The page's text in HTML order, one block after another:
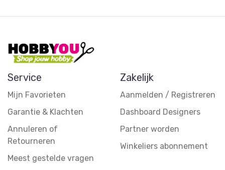
Service
Mijn Favorieten
Garantie & Klachten
Annuleren of
Retourneren
Meest gestelde vragen
Zakelijk
Aanmelden / Registreren
Dashboard Designers
Partner worden
Winkeliers abonnement